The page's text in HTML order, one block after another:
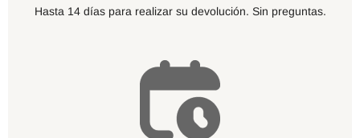
Hasta 14 días para realizar su devolución. Sin preguntas.